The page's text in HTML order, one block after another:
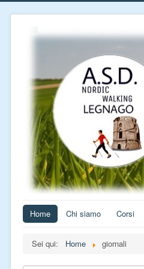
Home Chi siamo Corsi
Sei qui: Home giornali